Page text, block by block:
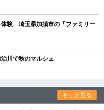
体験 埼玉県加須市の「ファミリー
川で秋のマルシェ
もっと見る